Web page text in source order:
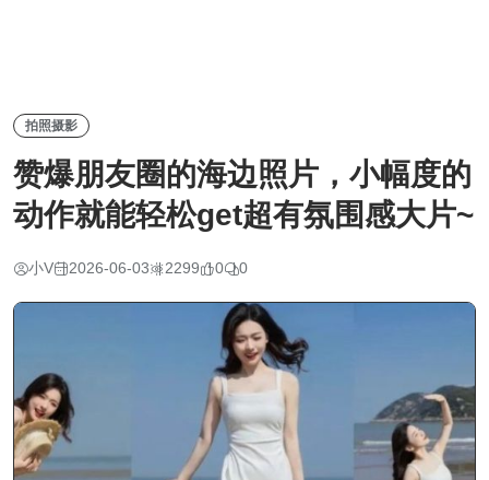
拍照摄影
赞爆朋友圈的海边照片，小幅度的
动作就能轻松get超有氛围感大片~
小V 2026-06-03 2299 0 0